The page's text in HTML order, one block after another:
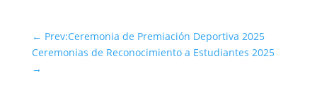
← Prev:Ceremonia de Premiación Deportiva 2025
Ceremonias de Reconocimiento a Estudiantes 2025
→